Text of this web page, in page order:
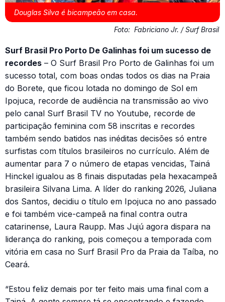
Douglas Silva é bicampeão em casa.
Foto: Fabriciano Jr. / Surf Brasil
Surf Brasil Pro Porto De Galinhas foi um sucesso de
recordes – O Surf Brasil Pro Porto de Galinhas foi um
sucesso total, com boas ondas todos os dias na Praia
do Borete, que ficou lotada no domingo de Sol em
Ipojuca, recorde de audiência na transmissão ao vivo
pelo canal Surf Brasil TV no Youtube, recorde de
participação feminina com 58 inscritas e recordes
também sendo batidos nas inéditas decisões só entre
surfistas com títulos brasileiros no currículo. Além de
aumentar para 7 o número de etapas vencidas, Tainá
Hinckel igualou as 8 finais disputadas pela hexacampeã
brasileira Silvana Lima. A líder do ranking 2026, Juliana
dos Santos, decidiu o título em Ipojuca no ano passado
e foi também vice-campeã na final contra outra
catarinense, Laura Raupp. Mas Jujú agora dispara na
liderança do ranking, pois começou a temporada com
vitória em casa no Surf Brasil Pro da Praia da Taíba, no
Ceará.
“Estou feliz demais por ter feito mais uma final com a